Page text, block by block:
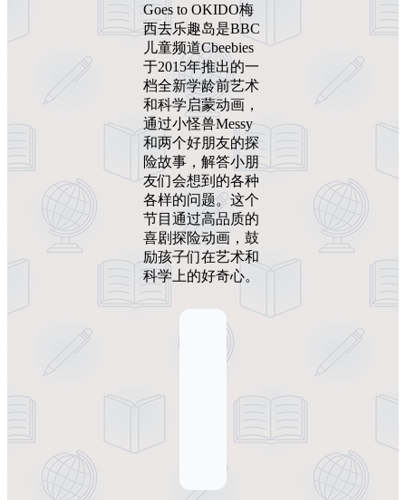
Goes to OKIDO梅
西去乐趣岛是BBC
儿童频道Cbeebies
于2015年推出的一
档全新学龄前艺术
和科学启蒙动画，
通过小怪兽Messy
和两个好朋友的探
险故事，解答小朋
友们会想到的各种
各样的问题。这个
节目通过高品质的
喜剧探险动画，鼓
励孩子们在艺术和
科学上的好奇心。